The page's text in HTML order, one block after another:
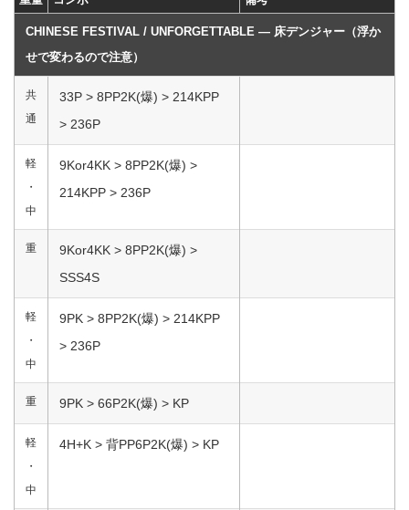
CHINESE FESTIVAL / UNFORGETTABLE ― 床デンジャー（浮か
せで変わるので注意）
共
通
33P > 8PP2K(爆) > 214KPP
> 236P
軽
・
中
9Kor4KK > 8PP2K(爆) >
214KPP > 236P
重
9Kor4KK > 8PP2K(爆) >
SSS4S
軽
・
中
9PK > 8PP2K(爆) > 214KPP
> 236P
重 9PK > 66P2K(爆) > KP
軽
・
中
4H+K > 背PP6P2K(爆) > KP